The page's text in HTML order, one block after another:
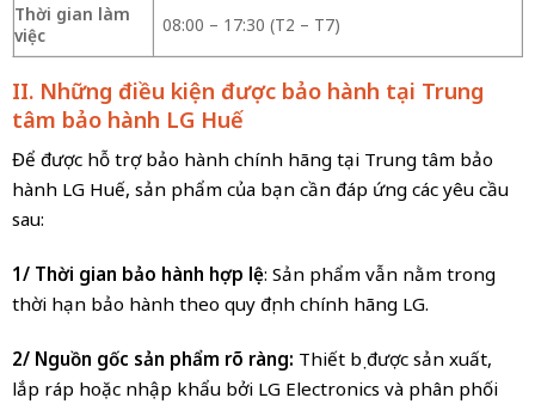
Thời gian làm
việc
08:00 – 17:30 (T2 – T7)
II. Những điều kiện được bảo hành tại Trung
tâm bảo hành LG Huế
Để được hỗ trợ bảo hành chính hãng tại Trung tâm bảo
hành LG Huế, sản phẩm của bạn cần đáp ứng các yêu cầu
sau:
1/ Thời gian bảo hành hợp lệ: Sản phẩm vẫn nằm trong
thời hạn bảo hành theo quy định chính hãng LG.
2/ Nguồn gốc sản phẩm rõ ràng: Thiết bị được sản xuất,
lắp ráp hoặc nhập khẩu bởi LG Electronics và phân phối